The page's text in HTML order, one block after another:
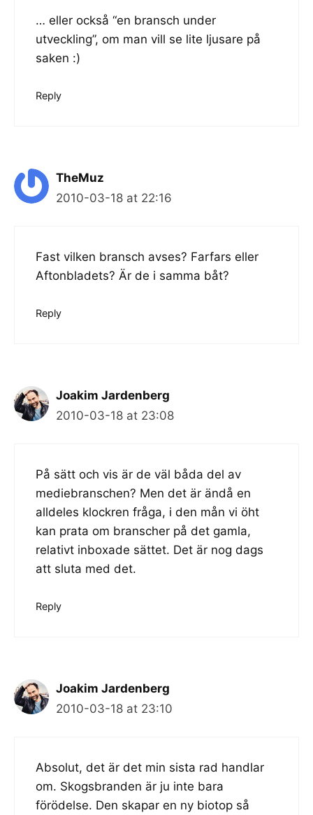
… eller också “en bransch under
utveckling”, om man vill se lite ljusare på
saken :)
Reply
TheMuz
2010-03-18 at 22:16
Fast vilken bransch avses? Farfars eller
Aftonbladets? Är de i samma båt?
Reply
Joakim Jardenberg
2010-03-18 at 23:08
På sätt och vis är de väl båda del av
mediebranschen? Men det är ändå en
alldeles klockren fråga, i den mån vi öht
kan prata om branscher på det gamla,
relativt inboxade sättet. Det är nog dags
att sluta med det.
Reply
Joakim Jardenberg
2010-03-18 at 23:10
Absolut, det är det min sista rad handlar
om. Skogsbranden är ju inte bara
förödelse. Den skapar en ny biotop så